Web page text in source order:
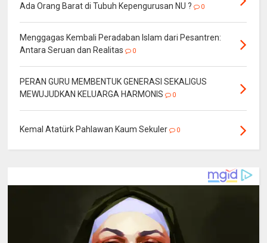
Ada Orang Barat di Tubuh Kepengurusan NU ?
0
Menggagas Kembali Peradaban Islam dari Pesantren:
Antara Seruan dan Realitas
0
PERAN GURU MEMBENTUK GENERASI SEKALIGUS
MEWUJUDKAN KELUARGA HARMONIS
0
Kemal Atatürk Pahlawan Kaum Sekuler 0